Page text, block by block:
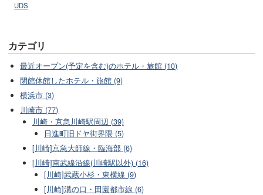
UDS
カテゴリ
最近オープン(予定を含む)のホテル・旅館 (10)
閉館休館したホテル・旅館 (9)
横浜市 (3)
川崎市 (77)
川崎・京急川崎駅周辺 (39)
日進町旧ドヤ街界隈 (5)
[川崎]京急大師線・臨海部 (6)
[川崎]南武線沿線(川崎駅以外) (16)
[川崎]武蔵小杉・東横線 (9)
[川崎]溝の口・田園都市線 (6)